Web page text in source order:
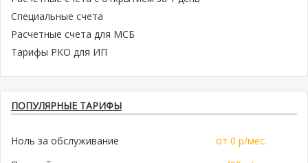
Специальные счета
Расчетные счета для МСБ
Тарифы РКО для ИП
ПОПУЛЯРНЫЕ ТАРИФЫ
Ноль за обслуживание
от 0 р/мес.